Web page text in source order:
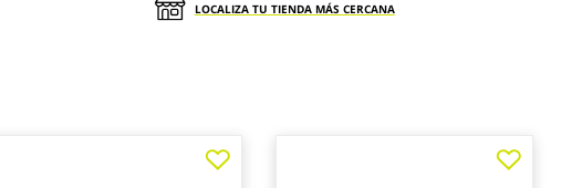
LOCALIZA TU TIENDA MÁS CERCANA